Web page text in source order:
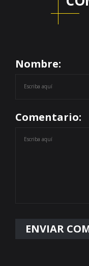
Nombre:
Comentario: